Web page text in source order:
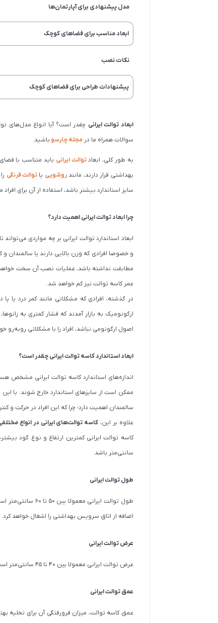
مدل پیشنهادی برای آپارتمان‌ها
ابعاد مناسب برای فضاهای کوچک
نکات نصب
پیشنهادات طراحی برای فضاهای کوچک
ابعاد توالت ایرانی چقدر است؟ آیا انواع مدل‌های
سوالات همراه ما درمجله چارسو باشید.
به طور کلی، ابعادتوالت ایرانی باید متناسب با
بهداشتی قرار دارند، مانندروشویی یا توالت فرنگی
سایز استاندارد بیشتر باشد، استفاده از آن برای
چرا ابعاد توالت ایرانی اهمیت دارد؟
ابعاد استاندارد توالت ایرانی بر چه مواردی می‌تواند
و خصوصا افرادی که وزن بالایی دارند یا
مطابقت نداشته باشد، عملیات نصب آن سخت
عمر کاسه توالت نیز کم خواهد شد.
در گذشته، افرادی که مشکلاتی مانند کمر درد یا
ارگونومیک به بازار آمدند که فشار کمتری به
اصول ارگونومی نباشد، افراد را با مشکلاتی روبه‌رو
ابعاد استاندارد کاسه توالت ایرانی چقدر است؟
اندازه‌های استاندارد کاسه توالت ایرانی مشخص
ممکن است از سایزهای استاندارد خارج شوند. با
سالمندان اهمیت دارد؛ چرا که این افراد در حرکت و
علاوه بر این، کاسه توالت‌های ایرانی در انواع
سانتی‌متر باشد.
طول توالت ایرانی
طول توالت
اضافه از اتاق سرویس بهداشتی را اشغال خواهد کرد.
عرض توالت ایرانی
عرض توالت ایرانی معمولا بین 40 تا 45 سانتی‌متر است. عرض استاندارد این توالت‌ها، فضای لازم برای نشستن راحت افراد را مهیا می‌کند.
عمق توالت ایرانی